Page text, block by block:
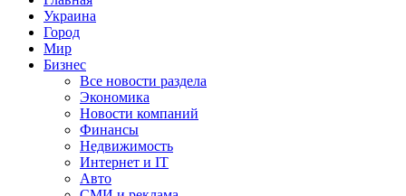
Украина
Город
Мир
Бизнес
Все новости раздела
Экономика
Новости компаний
Финансы
Недвижимость
Интернет и IT
Авто